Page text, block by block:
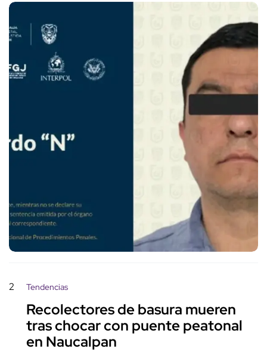
2 Tendencias
Recolectores de basura mueren
tras chocar con puente peatonal
en Naucalpan